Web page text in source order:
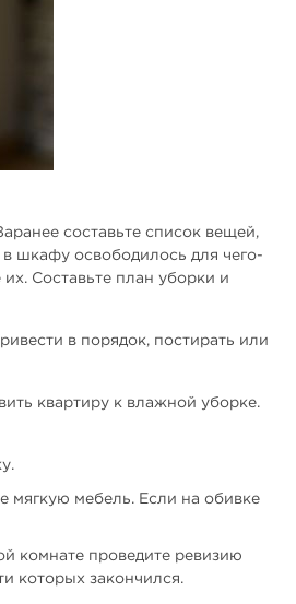
составьте список вещей,
шкафу освободилось для чего-
Составьте план уборки и
в порядок, постирать или
квартиру к влажной уборке.
мягкую мебель. Если на обивке
комнате проведите ревизию
которых закончился.